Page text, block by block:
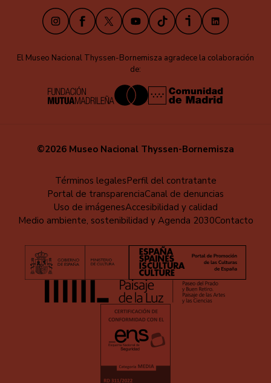
InstagramFacebook
X YoutubeTikTokiVooxLinkedIn
El Museo Nacional Thyssen-Bornemisza agradece la colaboración
de:
©2026 Museo Nacional Thyssen-Bornemisza
pie
Términos legalesPerfil del contratante
Portal de transparenciaCanal de denuncias
Uso de imágenesAccesibilidad y calidad
Medio ambiente, sostenibilidad y Agenda 2030Contacto